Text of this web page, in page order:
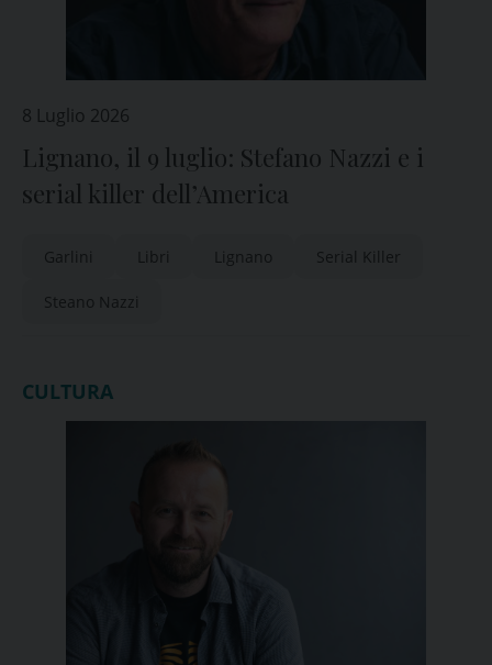
8 Luglio 2026
Lignano, il 9 luglio: Stefano Nazzi e i
serial killer dell’America
Garlini Libri Lignano Serial Killer
Steano Nazzi
CULTURA